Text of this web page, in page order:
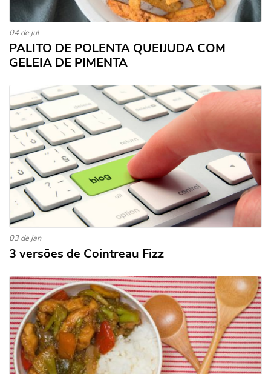
04 de jul
PALITO DE POLENTA QUEIJUDA COM
GELEIA DE PIMENTA
03 de jan
3 versões de Cointreau Fizz